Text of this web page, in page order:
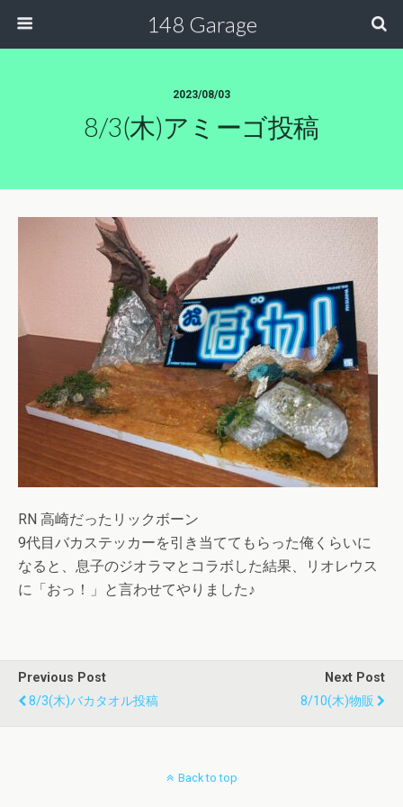
148 Garage
2023/08/03
8/3(木)アミーゴ投稿
RN 高崎だったリックボーン
9代目バカステッカーを引き当ててもらった俺くらいに
なると、息子のジオラマとコラボした結果、リオレウス
に「おっ！」と言わせてやりました♪
Previous Post
8/3(木)バカタオル投稿
Next Post
8/10(木)物販
Back to top